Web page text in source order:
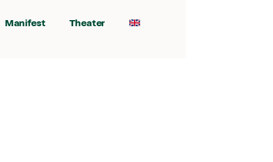
Manifest Theater